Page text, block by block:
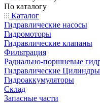
По каталогу
Каталог
Гидравлические насосы
Гидромоторы
Гидравлические клапаны
Фильтрация
Радиально-поршневые
Гидравлические Цилиндры
Гидроаккумуляторы
Склад
Запасные части